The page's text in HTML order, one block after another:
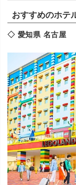
おすすめのホ
◇ 愛知県 名古屋